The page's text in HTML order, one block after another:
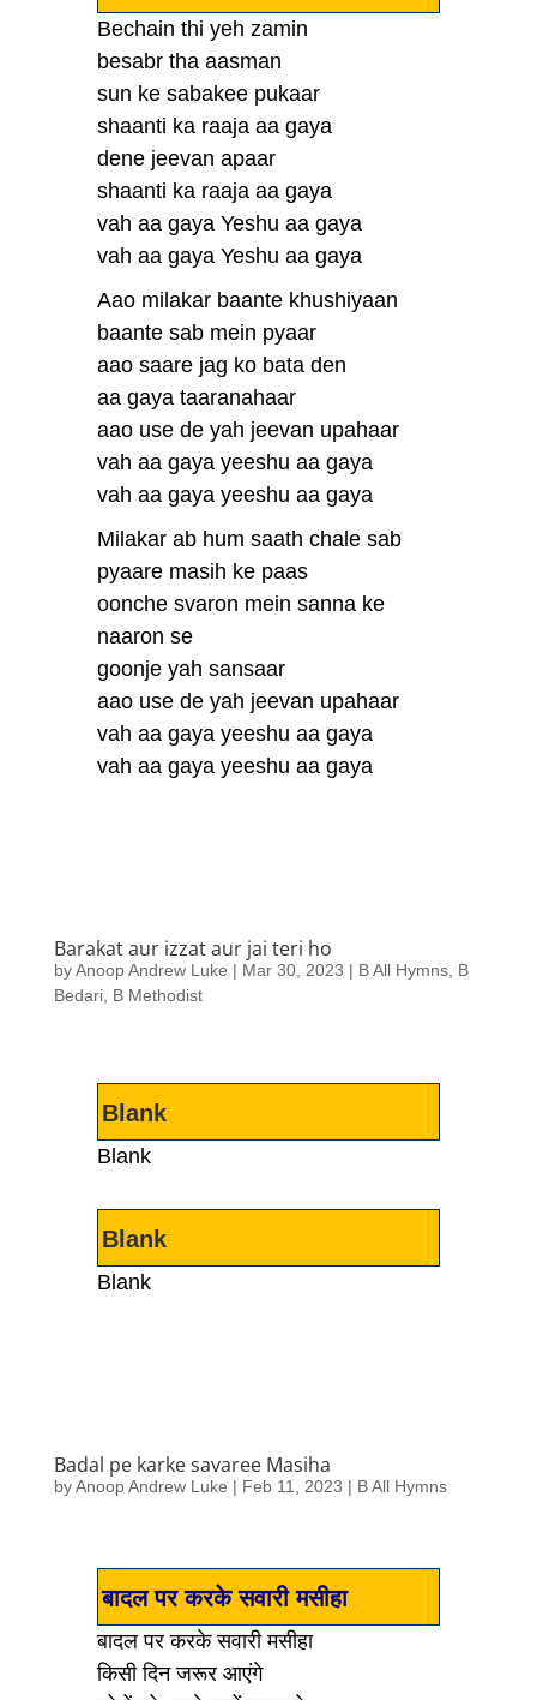
Bechain thi yeh zamin
besabr tha aasman
sun ke sabakee pukaar
shaanti ka raaja aa gaya
dene jeevan apaar
shaanti ka raaja aa gaya
vah aa gaya Yeshu aa gaya
vah aa gaya Yeshu aa gaya
Aao milakar baante khushiyaan
baante sab mein pyaar
aao saare jag ko bata den
aa gaya taaranahaar
aao use de yah jeevan upahaar
vah aa gaya yeeshu aa gaya
vah aa gaya yeeshu aa gaya
Milakar ab hum saath chale sab
pyaare masih ke paas
oonche svaron mein sanna ke
naaron se
goonje yah sansaar
aao use de yah jeevan upahaar
vah aa gaya yeeshu aa gaya
vah aa gaya yeeshu aa gaya
Barakat aur izzat aur jai teri ho
byAnoop Andrew Luke | Mar 30, 2023 | B All Hymns, B
Bedari, B Methodist
Blank
Blank
Blank
Blank
Badal pe karke savaree Masiha
byAnoop Andrew Luke | Feb 11, 2023 | B All Hymns
बादल पर करके सवारी मसीहा
बादल पर करके सवारी मसीहा
किसी दिन जरूर आएंगे